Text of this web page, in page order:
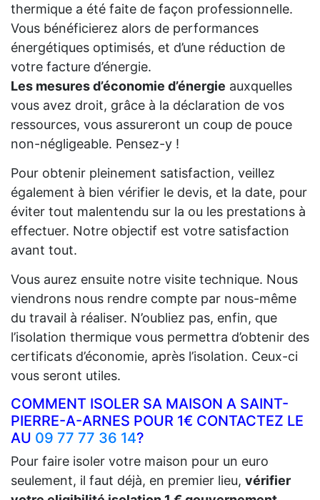
thermique a été faite de façon professionnelle.
Vous bénéficierez alors de performances
énergétiques optimisés, et d’une réduction de
votre facture d’énergie.
Les mesures d’économie d’énergie auxquelles
vous avez droit, grâce à la déclaration de vos
ressources, vous assureront un coup de pouce
non-négligeable. Pensez-y !
Pour obtenir pleinement satisfaction, veillez
également à bien vérifier le devis, et la date, pour
éviter tout malentendu sur la ou les prestations à
effectuer. Notre objectif est votre satisfaction
avant tout.
Vous aurez ensuite notre visite technique. Nous
viendrons nous rendre compte par nous-même
du travail à réaliser. N’oubliez pas, enfin, que
l’isolation thermique vous permettra d’obtenir des
certificats d’économie, après l’isolation. Ceux-ci
vous seront utiles.
COMMENT ISOLER SA MAISON A SAINT-
PIERRE-A-ARNES POUR 1€ CONTACTEZ LE
AU 09 77 77 36 14?
Pour faire isoler votre maison pour un euro
seulement, il faut déjà, en premier lieu, vérifier